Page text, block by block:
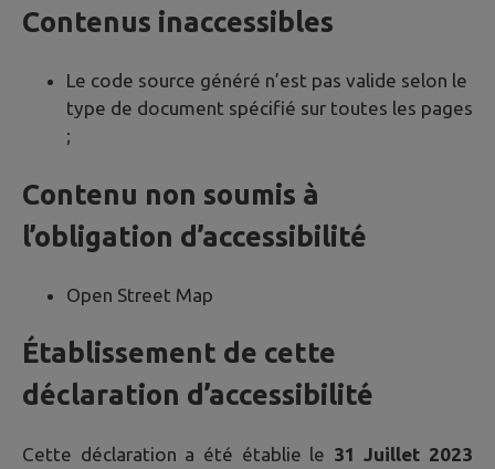
Contenus inaccessibles
Le code source généré n’est pas valide selon le
type de document spécifié sur toutes les pages
;
Contenu non soumis à
l’obligation d’accessibilité
Open Street Map
Établissement de cette
déclaration d’accessibilité
Cette déclaration a été établie le 31 Juillet 2023